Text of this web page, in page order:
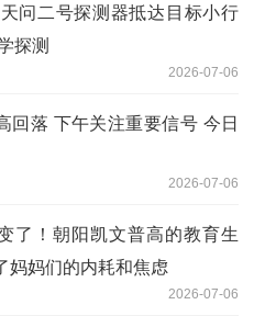
问二号探测器抵达目标小行
探测
2026-07-06
回落 下午关注重要信号 今日
2026-07-06
了！朝阳凯文普高的教育生
妈妈们的内耗和焦虑
2026-07-06